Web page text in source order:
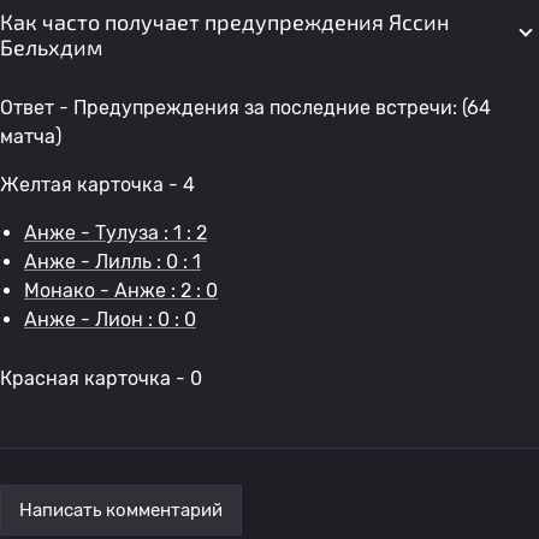
Как часто получает предупреждения Яссин
Бельхдим
Ответ - Предупреждения за последние встречи: (64
матча)
Желтая карточка - 4
Анже - Тулуза : 1 : 2
Анже - Лилль : 0 : 1
Монако - Анже : 2 : 0
Анже - Лион : 0 : 0
Красная карточка - 0
Написать комментарий